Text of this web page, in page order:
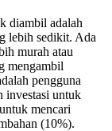
diambil adalah
lebih sedikit. Ada
murah atau
mengambil
pengguna
investasi untuk
mencari
(10%).